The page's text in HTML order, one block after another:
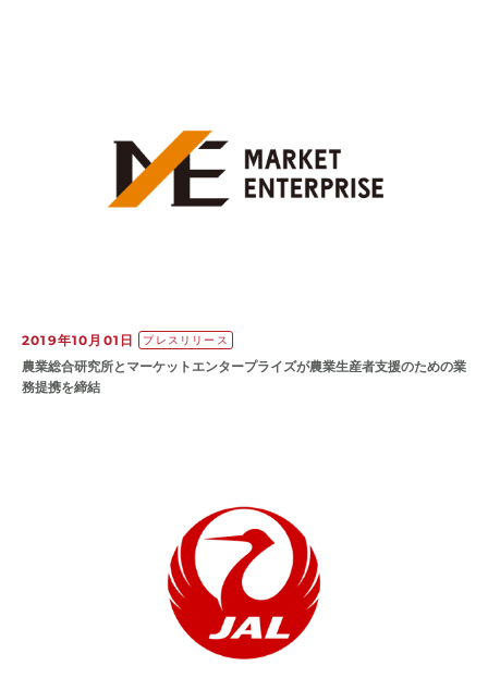
2019年10月01日 プレスリリース
農業総合研究所とマーケットエンタープライズが農業生産者支援のための業
務提携を締結